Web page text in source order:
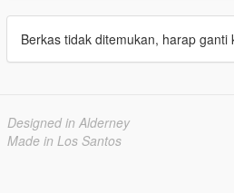
Berkas tidak ditemukan, harap ganti
Designed in Alderney
Made in Los Santos